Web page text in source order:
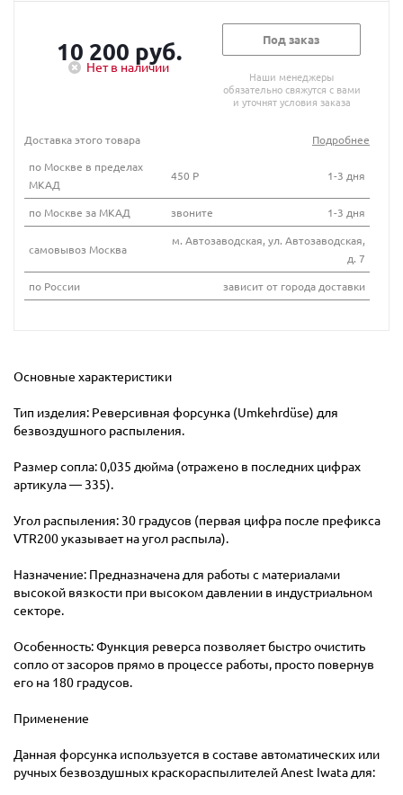
10 200 руб.
Нет в наличии
Под заказ
Наши менеджеры
обязательно свяжутся с вами
и уточнят условия заказа
Доставка этого товара
Подробнее
по Москве в пределах
МКАД
450 Р 1-3 дня
по Москве за МКАД звоните 1-3 дня
самовывоз Москва
м. Автозаводская, ул. Автозаводская,
д. 7
по России
зависит от города доставки
Основные характеристики
Тип изделия: Реверсивная форсунка (Umkehrdüse) для
безвоздушного распыления.
Размер сопла: 0,035 дюйма (отражено в последних цифрах
артикула — 335).
Угол распыления: 30 градусов (первая цифра после префикса
VTR200 указывает на угол распыла).
Назначение: Предназначена для работы с материалами
высокой вязкости при высоком давлении в индустриальном
секторе.
Особенность: Функция реверса позволяет быстро очистить
сопло от засоров прямо в процессе работы, просто повернув
его на 180 градусов.
Применение
Данная форсунка используется в составе автоматических или
ручных безвоздушных краскораспылителей Anest Iwata для: